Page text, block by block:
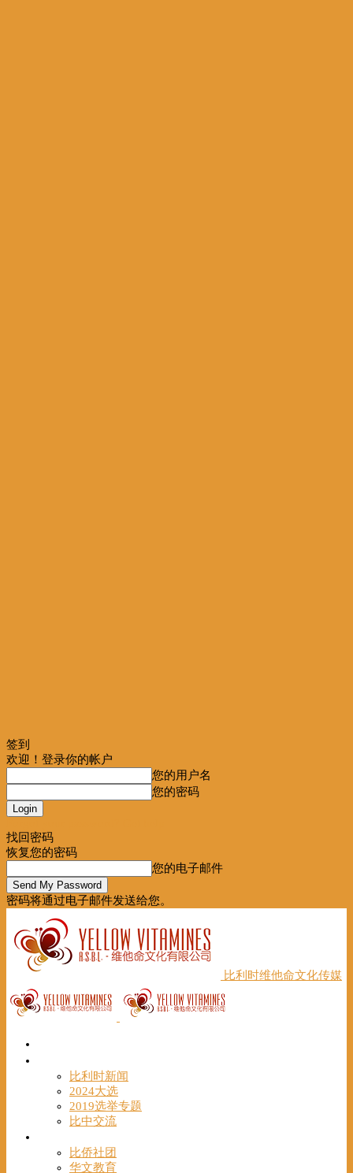
签到
欢迎！登录你的帐户
您的用户名
您的密码
找回密码
恢复您的密码
您的电子邮件
密码将通过电子邮件发送给您。
比利时维他命文化传媒
比利时新闻
2024大选
2019选举专题
比中交流
比侨社团
华文教育